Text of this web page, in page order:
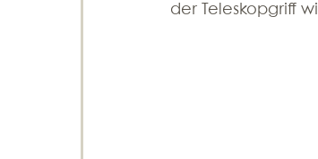
der Teleskopgriff